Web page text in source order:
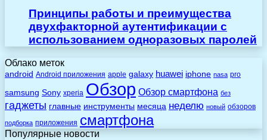
Принципы работы и преимущества
двухфакторной аутентификации с
использованием одноразовых паролей
Облако меток
android Android приложения apple galaxy huawei iphone nasa pro
samsung Sony xperia Обзор Обзор смартфона без
гаджеты главные инструменты месяца неделю новый обзоров
подборка приложения смартфона
Популярные новости